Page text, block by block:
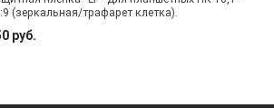
(зеркальная/трафарет клетка).
руб.